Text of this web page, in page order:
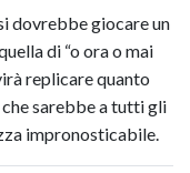
dovrebbe giocare un
di “o ora o mai
replicare quanto
sarebbe a tutti gli
impronosticabile.